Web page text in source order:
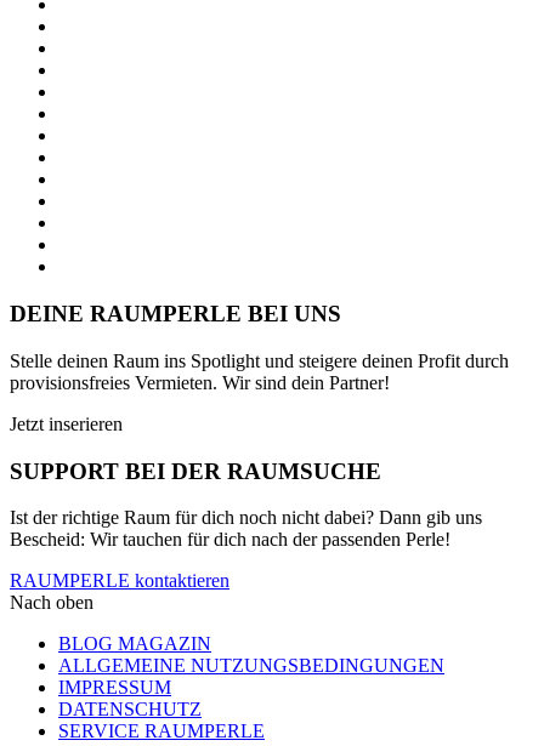
DEINE RAUMPERLE BEI UNS
Stelle deinen Raum ins Spotlight und steigere deinen Profit durch
provisionsfreies Vermieten. Wir sind dein Partner!
Jetzt inserieren
SUPPORT BEI DER RAUMSUCHE
Ist der richtige Raum für dich noch nicht dabei? Dann gib uns
Bescheid: Wir tauchen für dich nach der passenden Perle!
RAUMPERLE kontaktieren
Nach oben
BLOG MAGAZIN
ALLGEMEINE NUTZUNGSBEDINGUNGEN
IMPRESSUM
DATENSCHUTZ
SERVICE RAUMPERLE